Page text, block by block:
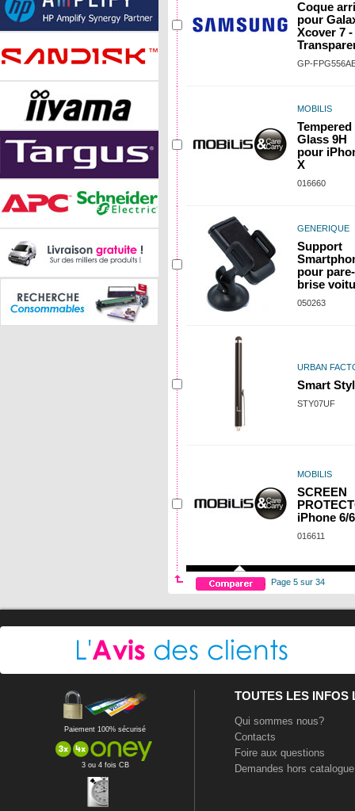
Coque
pour
Xcover 7 -
GP-
MOBILIS
Tempered
Glass 9H
pour
X
016660
GENERIQUE
Support
pour pare-
brise
050263
URBAN
Smart
STY07UF
MOBILIS
SCREEN
iPhone 6/
016611
Page 5 sur 34
Paiement 100% sécurisé
3 ou 4 fois CB
TOUTES LES INFOS
Qui sommes nous?
Contacts
Foire aux questions
Demandes hors catalogue